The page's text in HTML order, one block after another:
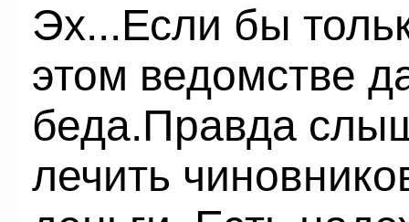
Эх...Если бы
этом ведомстве
беда.Правда
лечить